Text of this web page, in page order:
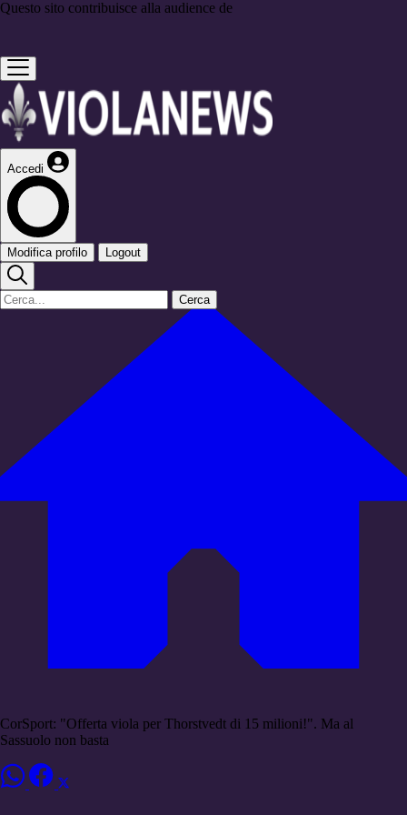
Questo sito contribuisce alla audience de
Accedi
Modifica profilo Logout
Cerca
CorSport: "Offerta viola per Thorstvedt di 15 milioni!". Ma al
Sassuolo non basta